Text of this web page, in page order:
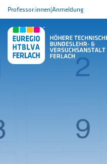
Professor:innen|Anmeldung